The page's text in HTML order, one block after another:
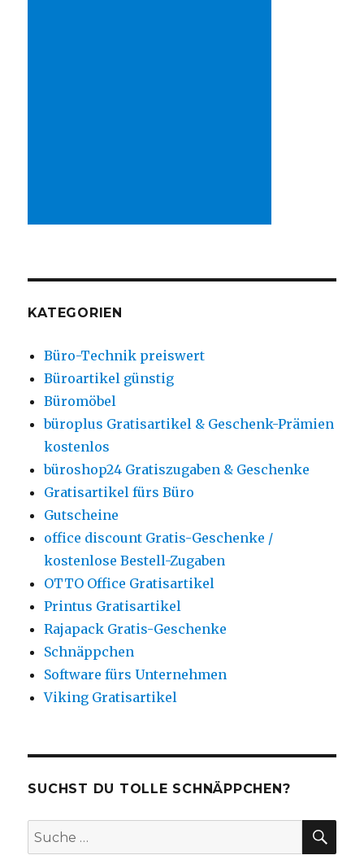
KATEGORIEN
Büro-Technik preiswert
Büroartikel günstig
Büromöbel
büroplus Gratisartikel & Geschenk-Prämien
kostenlos
büroshop24 Gratiszugaben & Geschenke
Gratisartikel fürs Büro
Gutscheine
office discount Gratis-Geschenke /
kostenlose Bestell-Zugaben
OTTO Office Gratisartikel
Printus Gratisartikel
Rajapack Gratis-Geschenke
Schnäppchen
Software fürs Unternehmen
Viking Gratisartikel
SUCHST DU TOLLE SCHNÄPPCHEN?
Suche
nach: